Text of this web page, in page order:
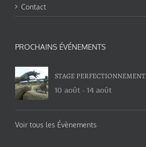
Contact
PROCHAINS ÉVÉNEMENTS
STAGE PERFECTIONNEMENT
10 août - 14 août
Voir tous les Évènements